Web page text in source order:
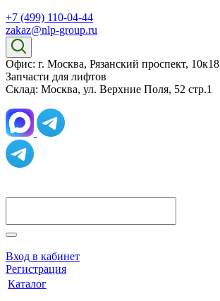
+7 (499) 110-04-44
zakaz@nlp-group.ru
Офис: г. Москва, Рязанский проспект, 10к18
Запчасти для лифтов
Склад: Москва, ул. Верхние Поля, 52 стр.1
Вход в кабинет
Регистрация
Каталог